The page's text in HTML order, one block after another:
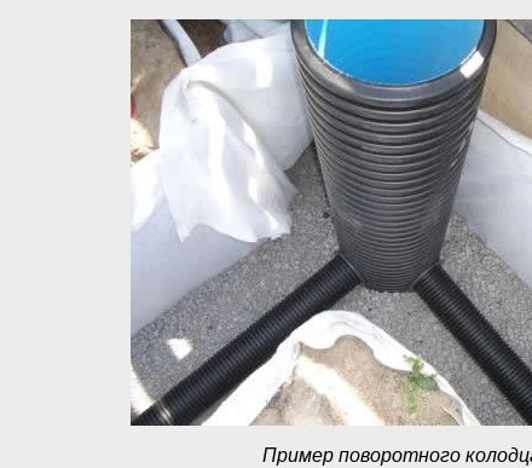
Пример поворотного